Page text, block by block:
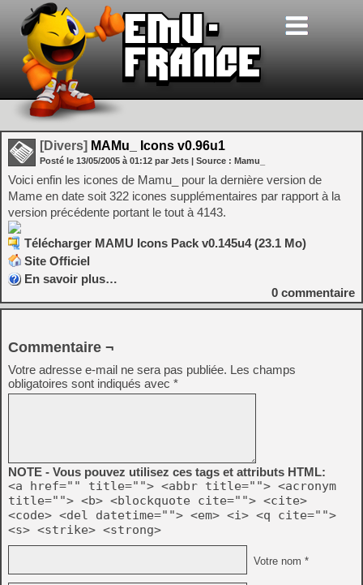
[Divers] MAMu_ Icons v0.96u1
Posté le 13/05/2005 à 01:12 par Jets | Source : Mamu_
Voici enfin les icones de Mamu_ pour la dernière version de
Mame en date soit 322 icones supplémentaires par rapport à la
version précédente portant le tout à 4143.
Télécharger MAMU Icons Pack v0.145u4 (23.1 Mo)
Site Officiel
En savoir plus…
0 commentaire
Commentaire ¬
Votre adresse e-mail ne sera pas publiée. Les champs
obligatoires sont indiqués avec *
NOTE - Vous pouvez utilisez ces tags et attributs HTML:
<a href="" title=""> <abbr title=""> <acronym
title=""> <b> <blockquote cite=""> <cite>
<code> <del datetime=""> <em> <i> <q cite="">
<s> <strike> <strong>
Votre nom *